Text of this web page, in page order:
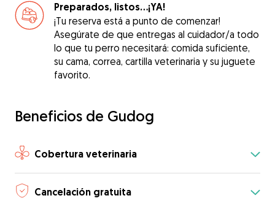
Preparados, listos...¡YA!
¡Tu reserva está a punto de comenzar!
Asegúrate de que entregas al cuidador/a todo
lo que tu perro necesitará: comida suficiente,
su cama, correa, cartilla veterinaria y su juguete
favorito.
Beneficios de Gudog
Cobertura veterinaria
Cancelación gratuita